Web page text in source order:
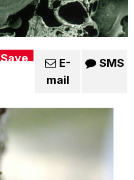
Save
E-
mail
SMS